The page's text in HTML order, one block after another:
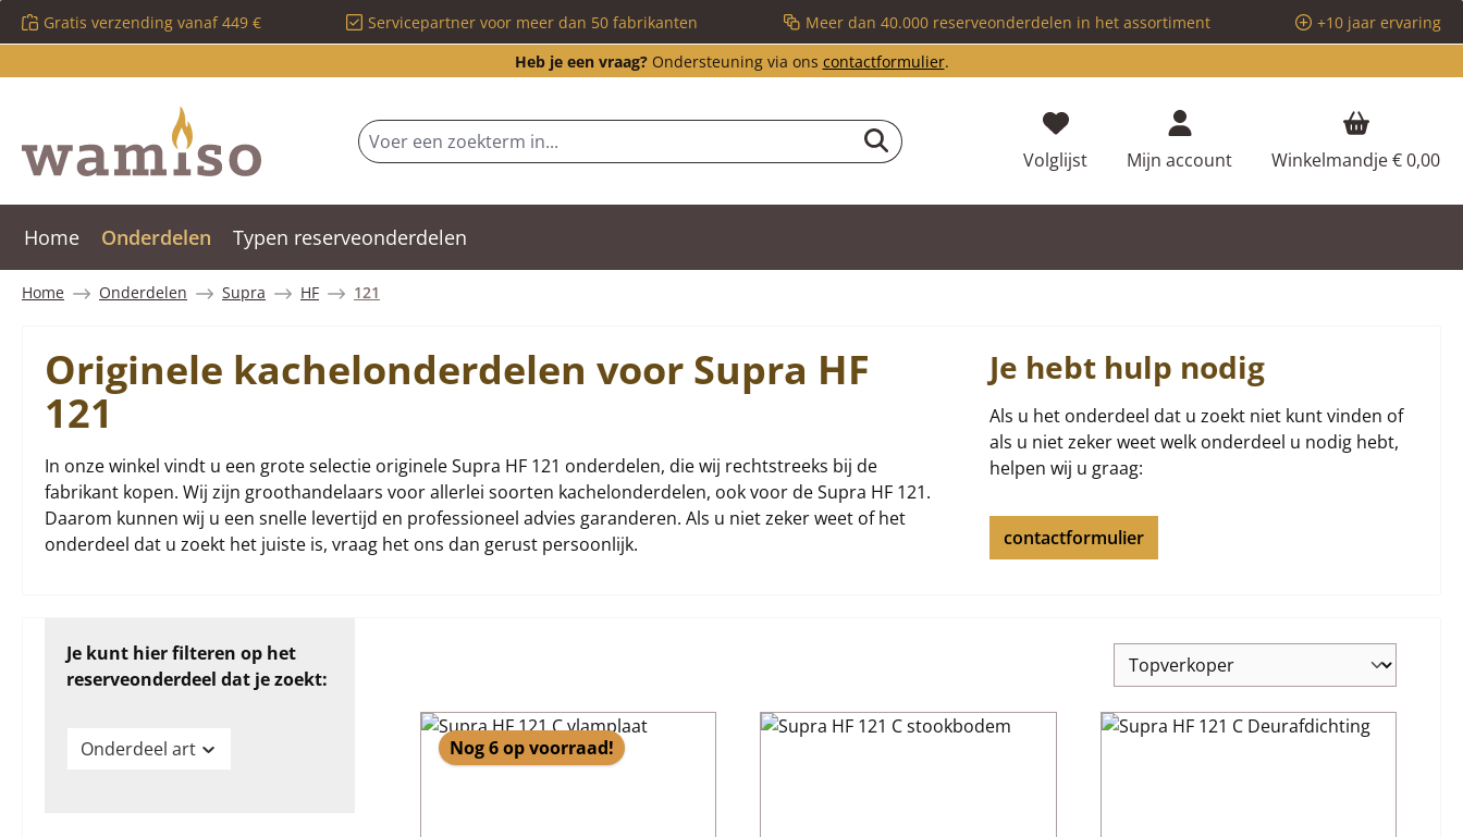
naar de hoofdinhoud
Ga naar de zoekopdracht
Ga naar de hoofdnavigatie
Gratis verzending vanaf 449 € Servicepartner voor meer dan 50 fabrikanten Meer dan 40.000 reserveonderdelen in het assortiment
+10 jaar ervaring
Heb je een vraag?Ondersteuning via ons contactformulier.
VolglijstJe hebt 0 items op je verlanglijstje
Mijn account Winkelmandje€ 0,00
Home Onderdelen Typen reserveonderdelen
Home Onderdelen Supra HF 121
Originele kachelonderdelen voor Supra HF
121
In onze winkel vindt u een grote selectie originele Supra HF 121 onderdelen, die wij rechtstreeks bij de
fabrikant kopen. Wij zijn groothandelaars voor allerlei soorten kachelonderdelen, ook voor de Supra HF 121.
Daarom kunnen wij u een snelle levertijd en professioneel advies garanderen. Als u niet zeker weet of het
onderdeel dat u zoekt het juiste is, vraag het ons dan gerust persoonlijk.
Je hebt hulp nodig
Als u het onderdeel dat u zoekt niet kunt vinden of
als u niet zeker weet welk onderdeel u nodig hebt,
helpen wij u graag:
contactformulier
Je kunt hier filteren op het
reserveonderdeel dat je zoekt:
Onderdeel art Nog 6 op voorraad!